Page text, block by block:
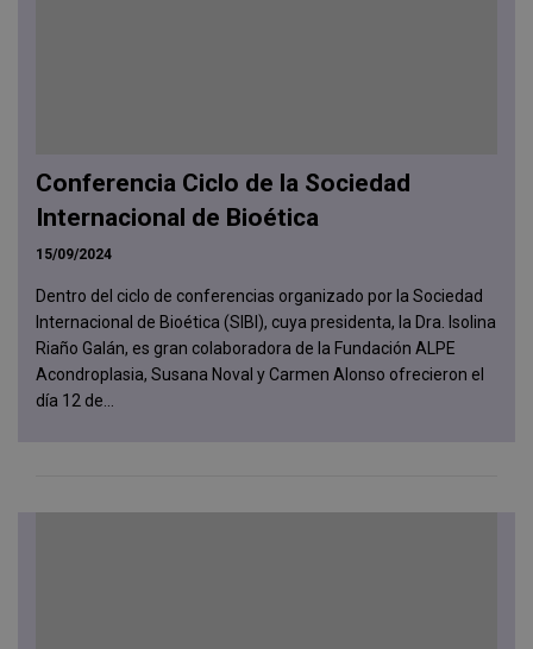
Conferencia Ciclo de la Sociedad
Internacional de Bioética
15/09/2024
Dentro del ciclo de conferencias organizado por la Sociedad
Internacional de Bioética (SIBI), cuya presidenta, la Dra. Isolina
Riaño Galán, es gran colaboradora de la Fundación ALPE
Acondroplasia, Susana Noval y Carmen Alonso ofrecieron el
día 12 de...